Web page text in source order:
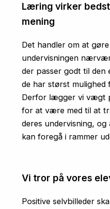
Læring virker
mening
Det handler om at
undervisningen
der passer godt til den
de har størst mulighed
Derfor lægger vi vægt
for at være med til at
deres undervisning,
kan foregå i rammer
Vi tror på vores
Positive selvbilleder